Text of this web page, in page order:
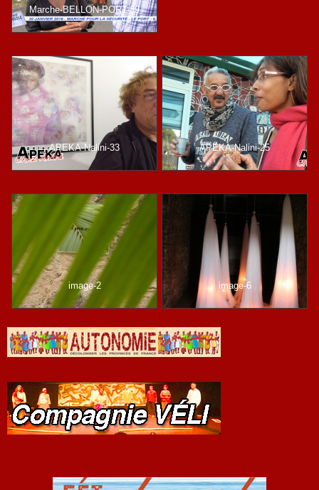
Marche-BELLON-PORT-39
APEKA-Nalini-33 APEKA-Nalini-25
image-2 image-6